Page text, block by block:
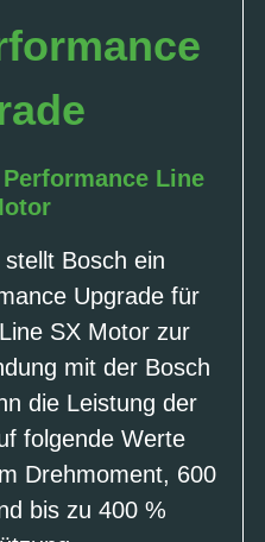
Line
Bosch ein
Upgrade für
SX Motor zur
mit der Bosch
die Leistung der
folgende Werte
Drehmoment, 600
bis zu 400 %